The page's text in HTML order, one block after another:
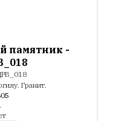
памятник -
Гранит.